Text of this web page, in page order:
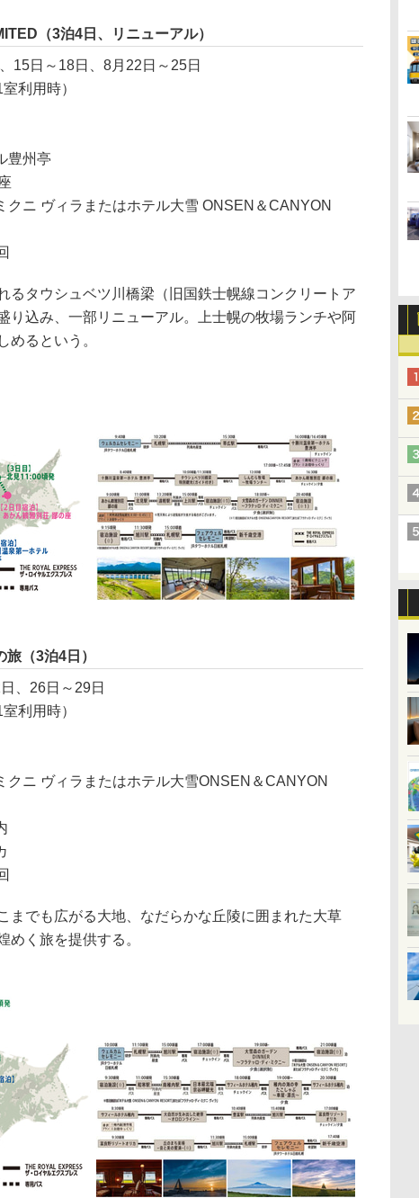
（3泊4日、リニューアル）
15日～18日、8月22日～25日
利用時）
豊州亭
クニ ヴィラまたはホテル大雪 ONSEN＆CANYON
タウシュベツ川橋梁（旧国鉄士幌線コンクリートア
り込み、一部リニューアル。上士幌の牧場ランチや阿
めるという。
（3泊4日）
、26日～29日
利用時）
クニ ヴィラまたはホテル大雪ONSEN＆CANYON
でも広がる大地、なだらかな丘陵に囲まれた大草
めく旅を提供する。